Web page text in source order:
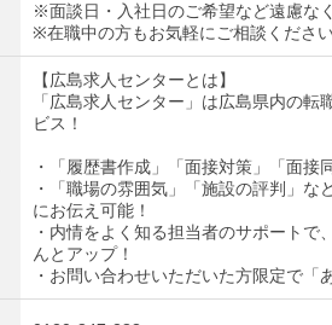
※面談日・入社日のご希望など遠慮な
※在職中の方もお気軽にご相談ください
【広島求人センターとは】
「広島求人センター」は広島県内の
ビス！
・「履歴書作成」「面接対策」「面接
・「職場の雰囲気」「施設の評判」
にお伝え可能！
・内情をよく知る担当者のサポート
んとアップ！
・お問い合わせいただいた方限定で「